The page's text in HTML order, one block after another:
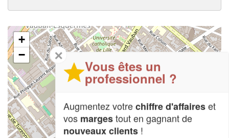
+
−
✕
Vous êtes un
professionnel ?
Augmentez votrechiffre d'affaireset
vos margestout en gagnant de
nouveaux clients !